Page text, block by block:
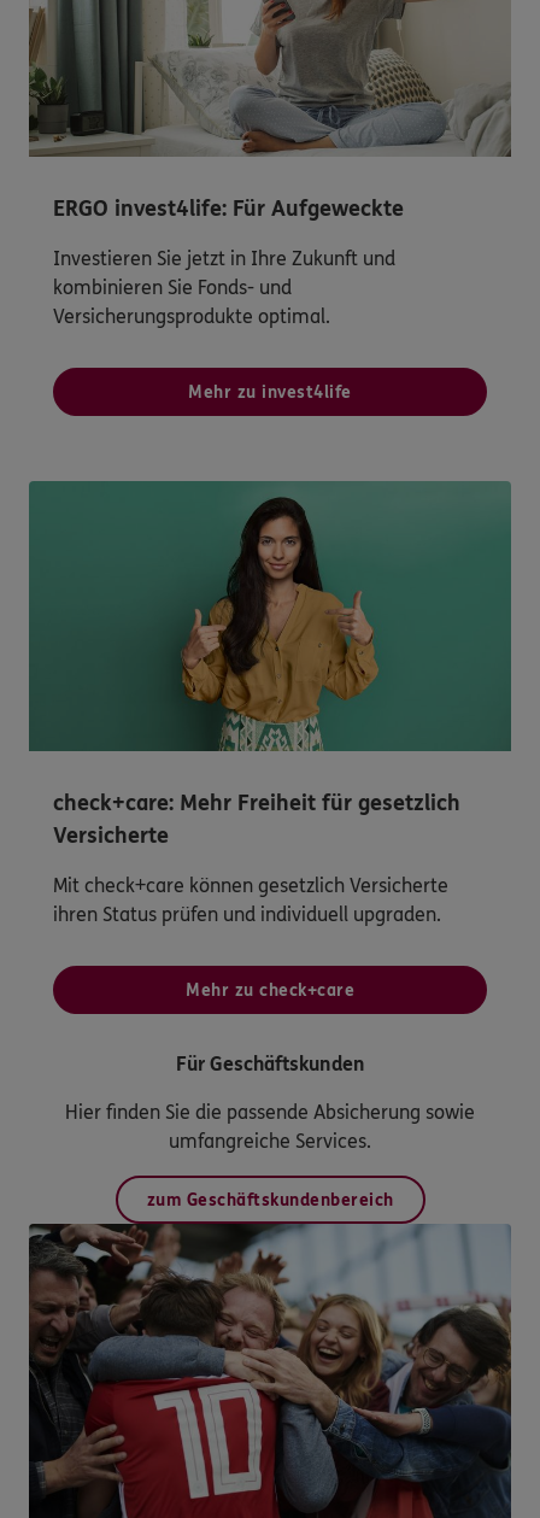
ERGO invest4life: Für Aufgeweckte
Investieren Sie jetzt in Ihre Zukunft und
kombinieren Sie Fonds- und
Versicherungsprodukte optimal.
Mehr zu invest4life
check+care: Mehr Freiheit für gesetzlich
Versicherte
Mit check+care können gesetzlich Versicherte
ihren Status prüfen und individuell upgraden.
Mehr zu check+care
Für Geschäftskunden
Hier finden Sie die passende Absicherung sowie
umfangreiche Services.
zum Geschäftskundenbereich